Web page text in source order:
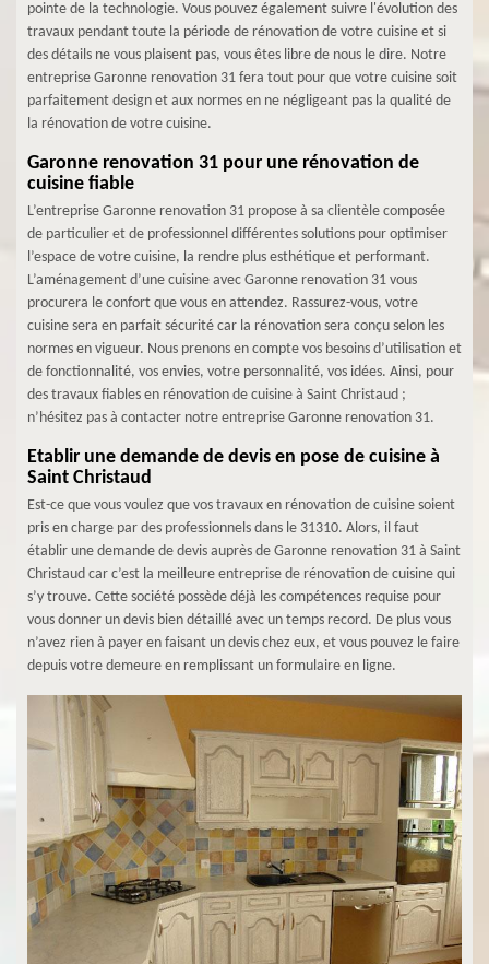
pointe de la technologie. Vous pouvez également suivre l'évolution des
travaux pendant toute la période de rénovation de votre cuisine et si
des détails ne vous plaisent pas, vous êtes libre de nous le dire. Notre
entreprise Garonne renovation 31 fera tout pour que votre cuisine soit
parfaitement design et aux normes en ne négligeant pas la qualité de
la rénovation de votre cuisine.
Garonne renovation 31 pour une rénovation de
cuisine fiable
L’entreprise Garonne renovation 31 propose à sa clientèle composée
de particulier et de professionnel différentes solutions pour optimiser
l’espace de votre cuisine, la rendre plus esthétique et performant.
L’aménagement d’une cuisine avec Garonne renovation 31 vous
procurera le confort que vous en attendez. Rassurez-vous, votre
cuisine sera en parfait sécurité car la rénovation sera conçu selon les
normes en vigueur. Nous prenons en compte vos besoins d’utilisation et
de fonctionnalité, vos envies, votre personnalité, vos idées. Ainsi, pour
des travaux fiables en rénovation de cuisine à Saint Christaud ;
n’hésitez pas à contacter notre entreprise Garonne renovation 31.
Etablir une demande de devis en pose de cuisine à
Saint Christaud
Est-ce que vous voulez que vos travaux en rénovation de cuisine soient
pris en charge par des professionnels dans le 31310. Alors, il faut
établir une demande de devis auprès de Garonne renovation 31 à Saint
Christaud car c’est la meilleure entreprise de rénovation de cuisine qui
s’y trouve. Cette société possède déjà les compétences requise pour
vous donner un devis bien détaillé avec un temps record. De plus vous
n’avez rien à payer en faisant un devis chez eux, et vous pouvez le faire
depuis votre demeure en remplissant un formulaire en ligne.